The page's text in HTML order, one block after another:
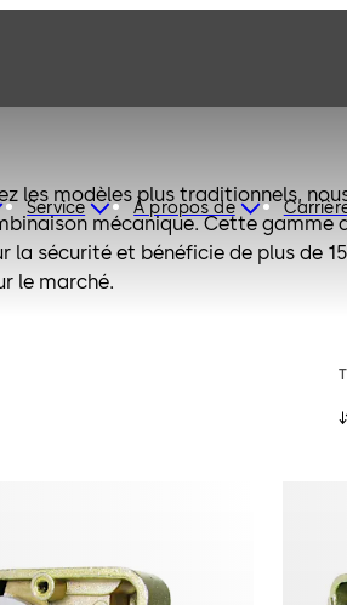
Service À propos de
les modèles plus traditionnels,
mécanique. Cette gamme
la sécurité et bénéficie de plus de
le marché.